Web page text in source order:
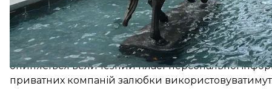
мешкатимуть лише фахівці з високим достатком,
вахтові зміни. Втім, ідея провалилася:
живуть, а люди, що мають високий дохід, не хочуть
Окрім того, «Розумне місто» створює ще одну
опиняється величезний пласт персональної
приватних компаній залюбки